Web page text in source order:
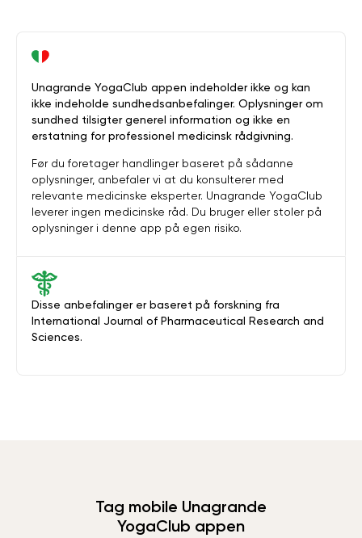
Disse anbefalinger er baseret på forskning fra
International Journal of Pharmaceutical Research and
Sciences.
Unagrande YogaClub appen indeholder ikke og kan
ikke indeholde sundhedsanbefalinger. Oplysninger om
sundhed tilsigter generel information og ikke en
erstatning for professionel medicinsk rådgivning.
Før du foretager handlinger baseret på sådanne
oplysninger, anbefaler vi at du konsulterer med
relevante medicinske eksperter. Unagrande YogaClub
leverer ingen medicinske råd. Du bruger eller stoler på
oplysninger i denne app på egen risiko.
Tag mobile Unagrande
YogaClub appen